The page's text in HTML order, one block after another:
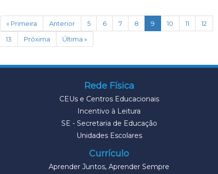
« Primeira Anterior 5 6 7 8 9 (current)
10 11
12
13
Próxima Última »
Rede Física
CEUs e Centros Educacionais
Incentivo à Leitura
SE - Secretaria de Educação
Unidades Escolares
Currículo
Aprender Juntos, Aprender Sempre